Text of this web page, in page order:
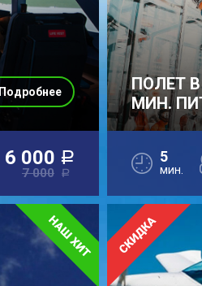
6 000 a
7 000 a
Подробнее
ПОЛЕТ
МИН.
5
мин.